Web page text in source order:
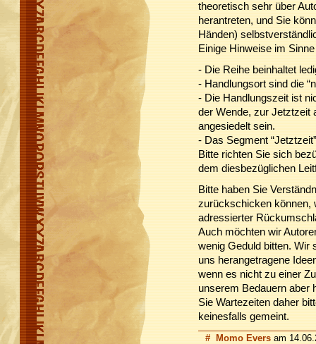
theoretisch sehr über
herantreten, und Sie
Händen)
Einige Hinweise im
- Die Reihe beinhaltet
- Handlungsort sind die
- Die Handlungszeit ist
der Wende, zur Jetztzeit
angesiedelt sein.
- Das Segment
Bitte richten Sie sich
dem diesbezüglichen
Bitte haben Sie
zurückschicken können,
adressierter
Auch möchten wir
wenig Geduld bitten. Wir
uns herangetragene
wenn es nicht zu einer
unserem Bedauern aber
Sie Wartezeiten daher
keinesfalls gemeint.
# Momo Evers am